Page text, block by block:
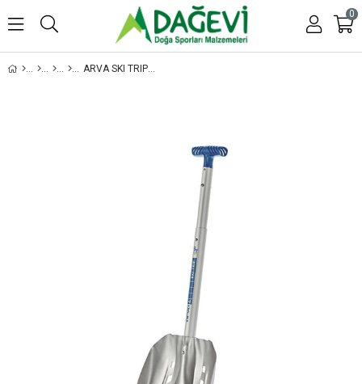
0
ARVA SKI TRIP KÜREK